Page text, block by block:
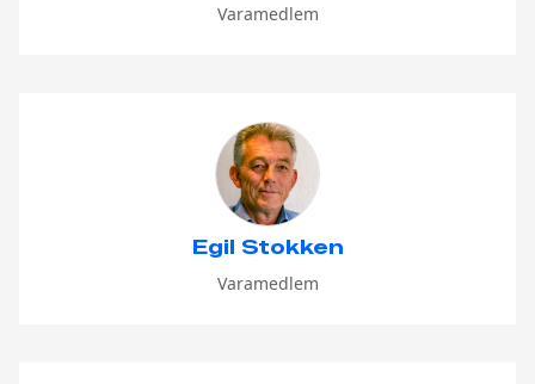
Varamedlem
Egil Stokken
Varamedlem